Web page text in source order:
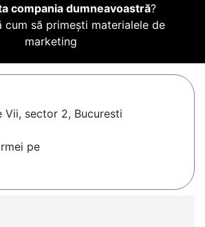
compania dumneavoastră?
cum să primești materialele de
marketing
Vii, sector 2, Bucuresti
pe